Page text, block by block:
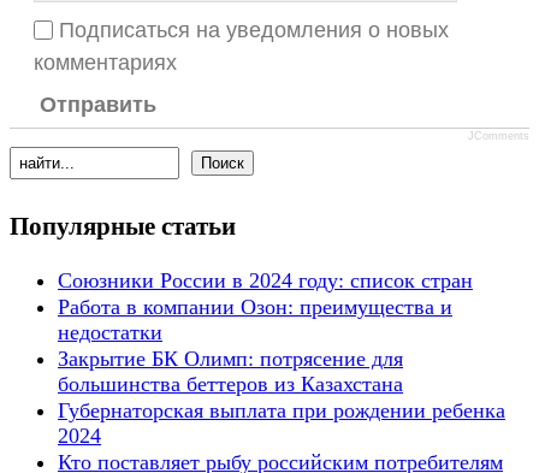
Подписаться на уведомления о новых
комментариях
Отправить
JComments
Популярные статьи
Союзники России в 2024 году: список стран
Работа в компании Озон: преимущества и
недостатки
Закрытие БК Олимп: потрясение для
большинства беттеров из Казахстана
Губернаторская выплата при рождении ребенка
2024
Кто поставляет рыбу российским потребителям